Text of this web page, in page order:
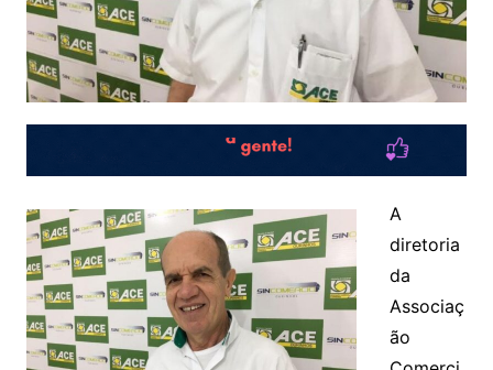
A
diretoria
da
Associaç
ão